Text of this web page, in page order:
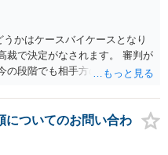
をしていますので、特に相場
本弁護士連合会が設けていた
護士は一定数いると思います
う。
かはケースバイケースとなり
裁で決定がなされます。 審判が
の段階でも相手方の連絡が迷惑
についてのお問い合わ